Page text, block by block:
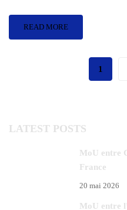
READ MORE
1
LATEST POSTS
MoU entre
France
20 mai 2026
MoU entre